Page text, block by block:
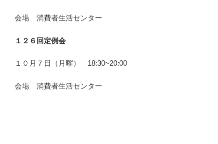
会場 消費者生活センター
１２６回定例会
１０月７日（月曜） 18:30~20:00
会場 消費者生活センター